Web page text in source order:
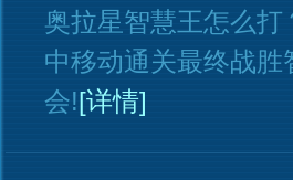
奥拉星智慧王怎么
中移动通关最终战
会![详情]